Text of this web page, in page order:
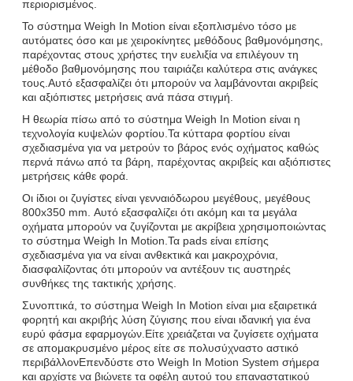
περιορισμένος.
Το σύστημα Weigh In Motion είναι εξοπλισμένο τόσο με
αυτόματες όσο και με χειροκίνητες μεθόδους βαθμονόμησης,
παρέχοντας στους χρήστες την ευελιξία να επιλέγουν τη
μέθοδο βαθμονόμησης που ταιριάζει καλύτερα στις ανάγκες
τους.Αυτό εξασφαλίζει ότι μπορούν να λαμβάνονται ακριβείς
και αξιόπιστες μετρήσεις ανά πάσα στιγμή.
Η θεωρία πίσω από το σύστημα Weigh In Motion είναι η
τεχνολογία κυψελών φορτίου.Τα κύτταρα φορτίου είναι
σχεδιασμένα για να μετρούν το βάρος ενός οχήματος καθώς
περνά πάνω από τα βάρη, παρέχοντας ακριβείς και αξιόπιστες
μετρήσεις κάθε φορά.
Οι ίδιοι οι ζυγίστες είναι γενναιόδωρου μεγέθους, μεγέθους
800x350 mm. Αυτό εξασφαλίζει ότι ακόμη και τα μεγάλα
οχήματα μπορούν να ζυγίζονται με ακρίβεια χρησιμοποιώντας
το σύστημα Weigh In Motion.Τα pads είναι επίσης
σχεδιασμένα για να είναι ανθεκτικά και μακροχρόνια,
διασφαλίζοντας ότι μπορούν να αντέξουν τις αυστηρές
συνθήκες της τακτικής χρήσης.
Συνοπτικά, το σύστημα Weigh In Motion είναι μια εξαιρετικά
φορητή και ακριβής λύση ζύγισης που είναι ιδανική για ένα
ευρύ φάσμα εφαρμογών.Είτε χρειάζεται να ζυγίσετε οχήματα
σε απομακρυσμένο μέρος είτε σε πολυσύχναστο αστικό
περιβάλλονΕπενδύστε στο Weigh In Motion System σήμερα
και αρχίστε να βιώνετε τα οφέλη αυτού του επαναστατικού